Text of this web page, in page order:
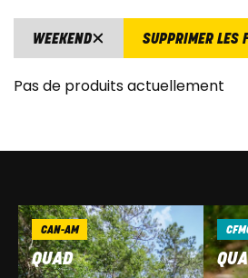
WEEKEND SUPPRIMER LES
Pas de produits actuellement
CAN-AM
QUAD